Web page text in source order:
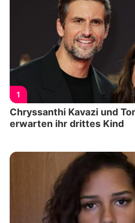
1
Chryssanthi Kavazi und
erwarten ihr drittes Kind